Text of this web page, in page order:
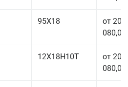
95Х18
от 208
080,00
12Х18Н10Т
от 208
080,00